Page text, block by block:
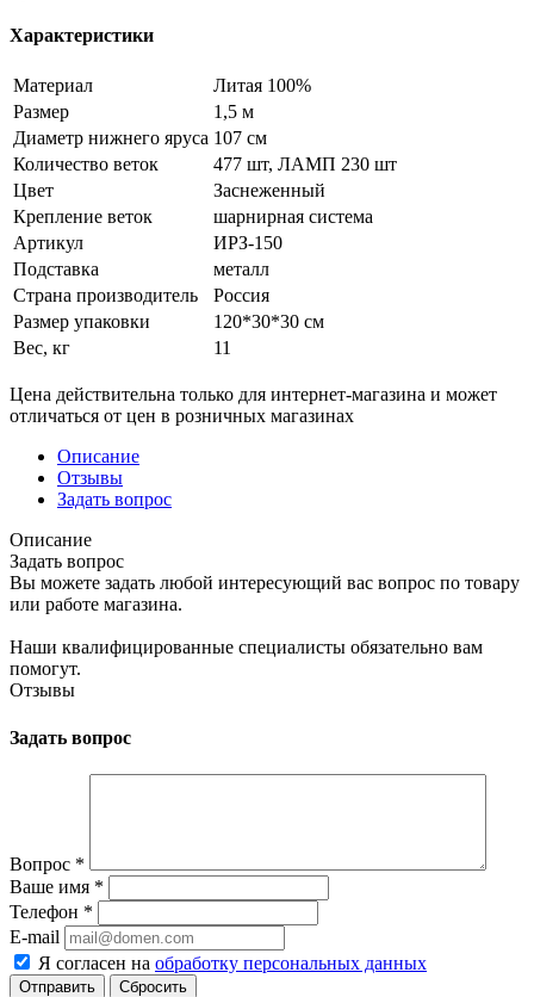
Характеристики
Материал
Литая 100%
Размер
1,5 м
Диаметр нижнего яруса 107 см
Количество веток
477 шт, ЛАМП 230 шт
Цвет
Заснеженный
Крепление веток
шарнирная система
Артикул
ИРЗ-150
Подставка
металл
Страна производитель
Россия
Размер упаковки
120*30*30 см
Вес, кг
11
Цена действительна только для интернет-магазина и может
отличаться от цен в розничных магазинах
Описание
Отзывы
Задать вопрос
Описание
Задать вопрос
Вы можете задать любой интересующий вас вопрос по товару
или работе магазина.
Наши квалифицированные специалисты обязательно вам
помогут.
Отзывы
Задать вопрос
Вопрос *
Ваше имя *
Телефон *
E-mail
Я согласен на обработку персональных данных
Сбросить